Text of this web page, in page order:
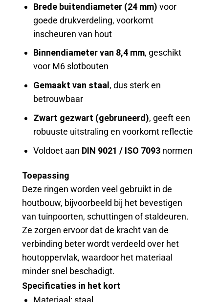
Brede buitendiameter (24 mm) voor
goede drukverdeling, voorkomt
inscheuren van hout
Binnendiameter van 8,4 mm, geschikt
voor M6 slotbouten
Gemaakt van staal , dus sterk en
betrouwbaar
Zwart gezwart (gebruneerd), geeft een
robuuste uitstraling en voorkomt reflectie
Voldoet aan DIN 9021 / ISO 7093 normen
Toepassing
Deze ringen worden veel gebruikt in de
houtbouw, bijvoorbeeld bij het bevestigen
van tuinpoorten, schuttingen of staldeuren.
Ze zorgen ervoor dat de kracht van de
verbinding beter wordt verdeeld over het
houtoppervlak, waardoor het materiaal
minder snel beschadigt.
Specificaties in het kort